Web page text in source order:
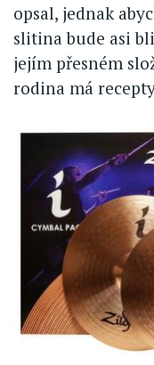
opsal, jednak
slitina bude asi
jejím přesném
rodina má